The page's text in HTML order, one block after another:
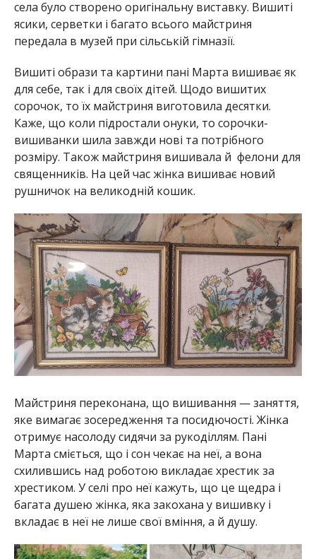
села було створено оригінальну виставку. Вишиті
ясики, серветки і багато всього майстриня
передала в музей при сільській гімназії.
Вишиті образи та картини пані Марта вишиває як
для себе, так і для своїх дітей. Щодо вишитих
сорочок, то їх майстриня виготовила десятки.
Каже, що коли підростали онуки, то сорочки-
вишиванки шила завжди нові та потрібного
розміру. Також майстриня вишивала й фелони для
священників. На цей час жінка вишиває новий
рушничок на великодній кошик.
Майстриня переконана, що вишивання — заняття,
яке вимагає зосередження та посидючості. Жінка
отримує насолоду сидячи за рукоділлям. Пані
Марта сміється, що і сон чекає на неї, а вона
схилившись над роботою викладає хрестик за
хрестиком. У селі про неї кажуть, що це щедра і
багата душею жінка, яка закохана у вишивку і
вкладає в неї не лише свої вміння, а й душу.